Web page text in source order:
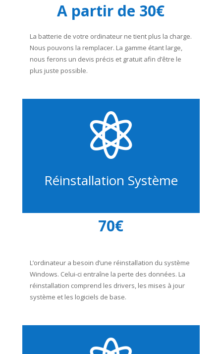
A partir de 30€
La batterie de votre ordinateur ne tient plus la charge.
Nous pouvons la remplacer. La gamme étant large,
nous ferons un devis précis et gratuit afin d’être le
plus juste possible.

Réinstallation Système
70€
L’ordinateur a besoin d’une réinstallation du système
Windows. Celui-ci entraîne la perte des données. La
réinstallation comprend les drivers, les mises à jour
système et les logiciels de base.